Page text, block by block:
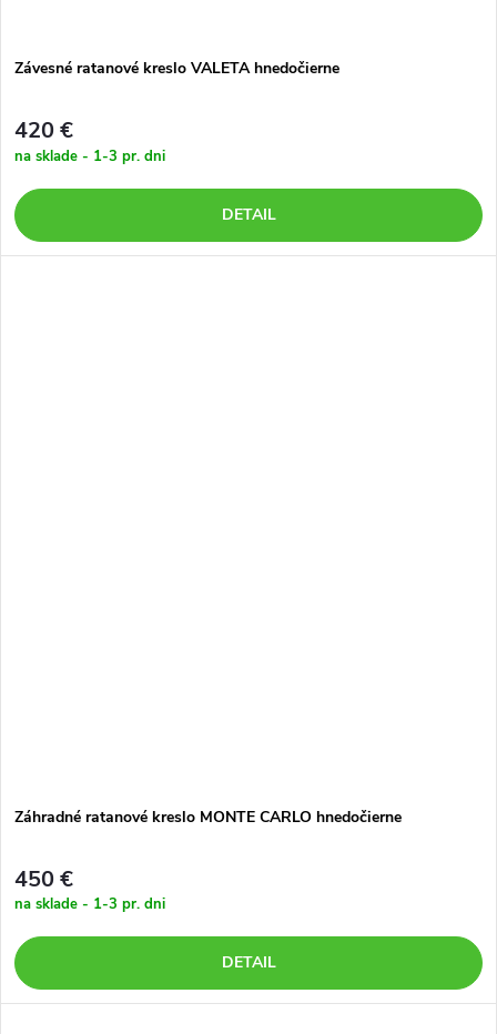
Závesné ratanové kreslo VALETA hnedočierne
420 €
na sklade - 1-3 pr. dni
DETAIL
Záhradné ratanové kreslo MONTE CARLO hnedočierne
450 €
na sklade - 1-3 pr. dni
DETAIL